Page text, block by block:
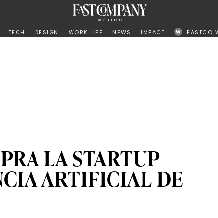
TECH DESIGN WORK LIFE NEWS IMPACT FASTCO
LA STARTUP
ARTIFICIAL DE